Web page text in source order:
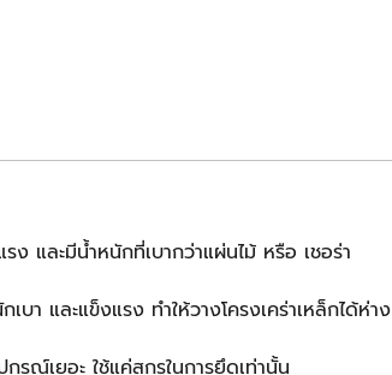
และมีน้ำหนักที่เบากว่าแผ่นไม้ หรือ เชอร่า
บา และแข็งแรง ทำให้วางโครงเคร่าเหล็กได้ห่าง
รณ์เยอะ ใช้แค่สกรูในการยึดเท่านั้น